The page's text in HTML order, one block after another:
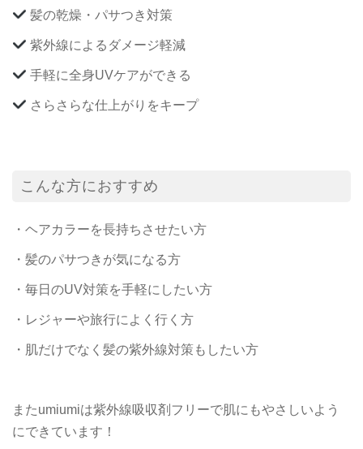
髪の乾燥・パサつき対策
紫外線によるダメージ軽減
手軽に全身UVケアができる
さらさらな仕上がりをキープ
こんな方におすすめ
・ヘアカラーを長持ちさせたい方
・髪のパサつきが気になる方
・毎日のUV対策を手軽にしたい方
・レジャーや旅行によく行く方
・肌だけでなく髪の紫外線対策もしたい方
またumiumiは紫外線吸収剤フリーで肌にもやさしいよう
にできています！